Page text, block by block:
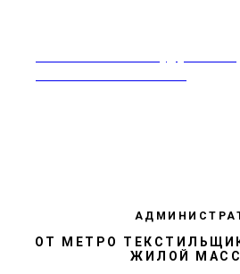
ОТ МЕТРО
ЖИЛОЙ